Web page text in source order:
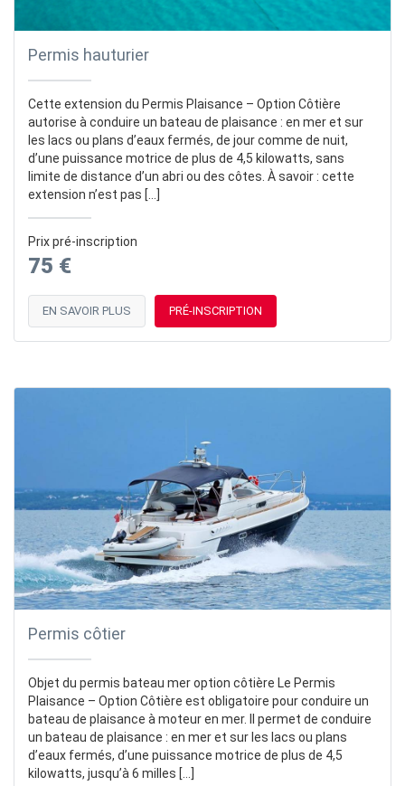
Permis hauturier
Cette extension du Permis Plaisance – Option Côtière
autorise à conduire un bateau de plaisance : en mer et sur
les lacs ou plans d’eaux fermés, de jour comme de nuit,
d’une puissance motrice de plus de 4,5 kilowatts, sans
limite de distance d’un abri ou des côtes. À savoir : cette
extension n’est pas […]
Prix pré-inscription
75 €
EN SAVOIR PLUS PRÉ-INSCRIPTION
Permis côtier
Objet du permis bateau mer option côtière Le Permis
Plaisance – Option Côtière est obligatoire pour conduire un
bateau de plaisance à moteur en mer. Il permet de conduire
un bateau de plaisance : en mer et sur les lacs ou plans
d’eaux fermés, d’une puissance motrice de plus de 4,5
kilowatts, jusqu’à 6 milles […]